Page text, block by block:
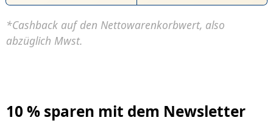
*Cashback auf den Nettowarenkorbwert, also
abzüglich Mwst.
10 % sparen mit dem Newsletter